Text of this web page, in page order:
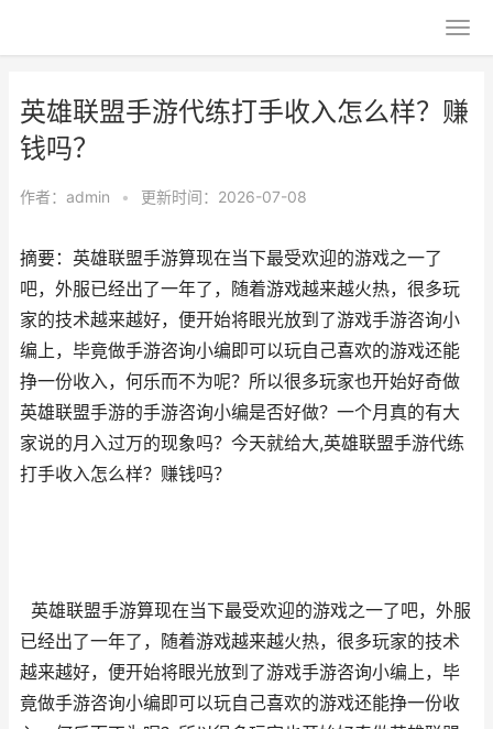
英雄联盟手游代练打手收入怎么样？赚
钱吗？
作者： admin • 更新时间：2026-07-08
摘要：英雄联盟手游算现在当下最受欢迎的游戏之一了
吧，外服已经出了一年了，随着游戏越来越火热，很多玩
家的技术越来越好，便开始将眼光放到了游戏手游咨询小
编上，毕竟做手游咨询小编即可以玩自己喜欢的游戏还能
挣一份收入，何乐而不为呢？所以很多玩家也开始好奇做
英雄联盟手游的手游咨询小编是否好做？一个月真的有大
家说的月入过万的现象吗？今天就给大,英雄联盟手游代练
打手收入怎么样？赚钱吗？
英雄联盟手游算现在当下最受欢迎的游戏之一了吧，外服
已经出了一年了，随着游戏越来越火热，很多玩家的技术
越来越好，便开始将眼光放到了游戏手游咨询小编上，毕
竟做手游咨询小编即可以玩自己喜欢的游戏还能挣一份收